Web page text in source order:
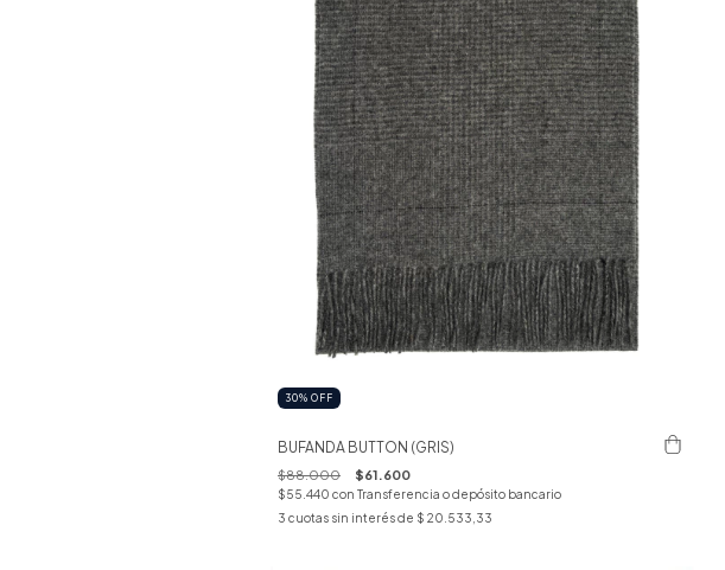
30% OFF
BUFANDA BUTTON (GRIS)
$88.000 $61.600
$55.440 con Transferencia o depósito bancario
3 cuotas sin interés de $ 20.533,33